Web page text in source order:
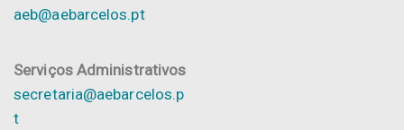
aeb@aebarcelos.pt
Serviços Administrativos
secretaria@aebarcelos.p
t